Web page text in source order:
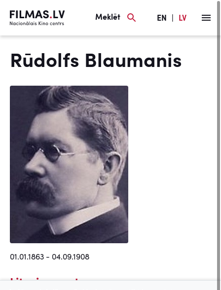
Meklēt EN LV
Rūdolfs Blaumanis
01.01.1863 - 04.09.1908
Lit. pirmavota